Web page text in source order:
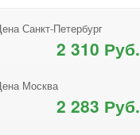
Санкт-Петербург
2 310 Руб.
Москва
2 283 Руб.